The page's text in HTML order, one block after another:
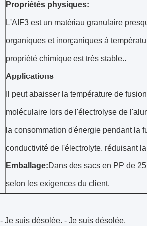
Propriétés physiques:
L'AIF3 est un matériau granulaire
organiques et inorganiques à
propriété chimique est très stable..
Applications
Il peut abaisser la température de
moléculaire lors de l'électrolyse de
la consommation d'énergie pendant la
conductivité de l'électrolyte, réduisant
Emballage:Dans des sacs en PP de
selon les exigences du client.
- Je suis désolée. - Je suis désolée.